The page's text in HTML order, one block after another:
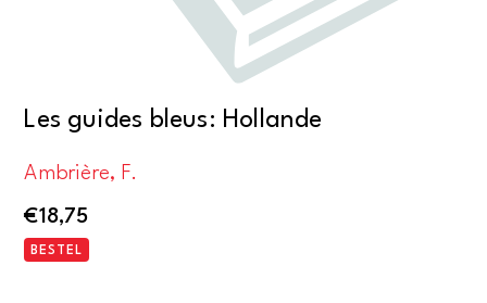
Les guides bleus: Hollande
Ambrière, F.
€18,75
BESTEL